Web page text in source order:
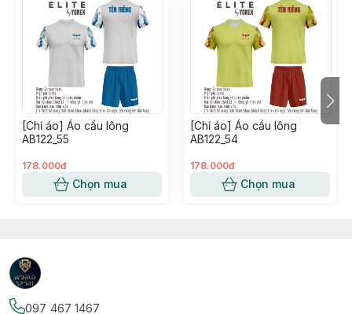
[Chỉ áo] Áo cầu lông
AB122_55
178.000đ
Chọn mua
[Chỉ áo] Áo cầu lông
AB122_54
178.000đ
Chọn mua
097 467 1467